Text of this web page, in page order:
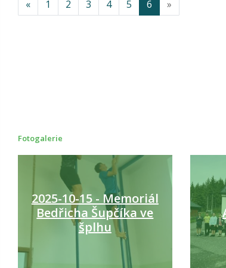
« 1 2 3 4 5 6 »
Fotogalerie
2025-10-15 - Memoriál
Bedřicha Šupčíka ve
šplhu